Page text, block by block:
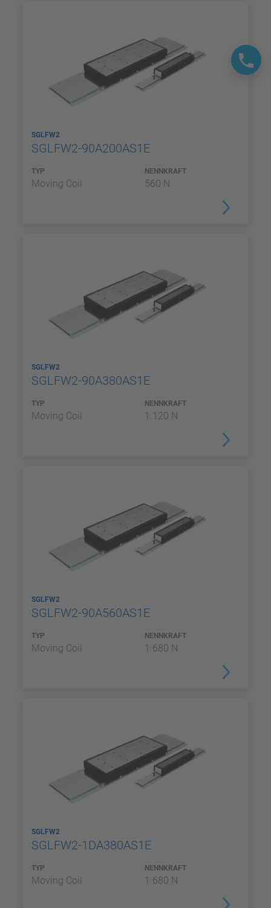
SGLFW2
SGLFW2-90A200AS1E
TYP
Moving Coil
NENNKRAFT
560 N
SGLFW2
SGLFW2-90A380AS1E
TYP
Moving Coil
NENNKRAFT
1.120 N
SGLFW2
SGLFW2-90A560AS1E
TYP
Moving Coil
NENNKRAFT
1.680 N
SGLFW2
SGLFW2-1DA380AS1E
TYP
Moving Coil
NENNKRAFT
1.680 N